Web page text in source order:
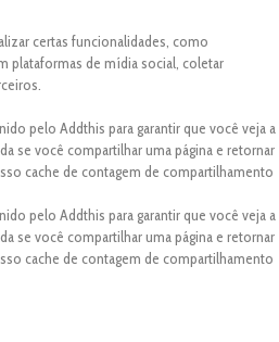
certas funcionalidades, como
plataformas de mídia social, coletar
pelo Addthis para garantir que você veja a
se você compartilhar uma página e retornar
cache de contagem de compartilhamento
pelo Addthis para garantir que você veja a
se você compartilhar uma página e retornar
cache de contagem de compartilhamento